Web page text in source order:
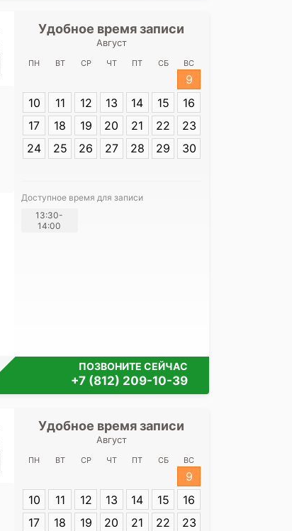
Удобное время записи
Август
ПН ВТ СР ЧТ ПТ СБ ВС
9
10
11 12 13 14 15
16
17
18 19 20 21 22
23
24
25 26 27 28 29 30
Доступное время для записи
13:30-
14:00
ПОЗВОНИТЕ СЕЙЧАС
+7 (812) 209-10-39
Удобное время записи
Август
ПН ВТ СР ЧТ ПТ СБ ВС
9
10
11 12 13 14 15
16
17
18 19 20 21 22
23